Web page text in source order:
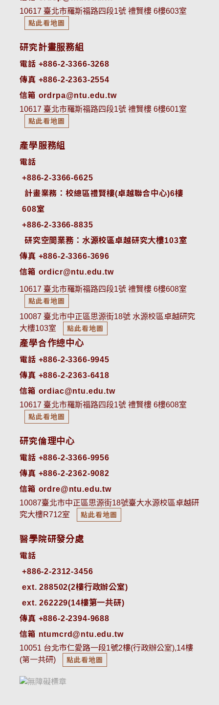
10617 臺北市羅斯福路四段1號 禮賢樓 6樓603室
點此看地圖
研究計畫服務組
電話 +886-2-3366-3268
傳真 +886-2-2363-2554
信箱 ordrpa@ntu.edu.tw
10617 臺北市羅斯福路四段1號 禮賢樓 6樓601室
點此看地圖
產學服務組
電話
+886-2-3366-6625
計畫業務：校總區禮賢樓(卓越聯合中心)6樓
608室
+886-2-3366-8835
研究空間業務：水源校區卓越研究大樓103室
傳真 +886-2-3366-3696
信箱 ordicr@ntu.edu.tw
10617 臺北市羅斯福路四段1號 禮賢樓 6樓608室
點此看地圖
10087 臺北市中正區思源街18號 水源校區卓越研究
大樓103室
點此看地圖
產學合作總中心
電話 +886-2-3366-9945
傳真 +886-2-2363-6418
信箱 ordiac@ntu.edu.tw
10617 臺北市羅斯福路四段1號 禮賢樓 6樓608室
點此看地圖
研究倫理中心
電話 +886-2-3366-9956
傳真 +886-2-2362-9082
信箱 ordre@ntu.edu.tw
10087臺北市中正區思源街18號臺大水源校區卓越研
究大樓R712室
點此看地圖
醫學院研發分處
電話
ext. 288502(2樓行政辦公室)
ext. 262229(14樓第一共研)
傳真 +886-2-2394-9688
信箱 ntumcrd@ntu.edu.tw
10051 台北市仁愛路一段1號2樓(行政辦公室),14樓
(第一共研)
點此看地圖